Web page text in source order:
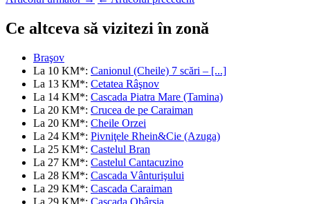
Ce altceva să vizitezi în zonă
Braşov
La 10 KM*: Canionul (Cheile) 7 scări – [...]
La 13 KM*: Cetatea Râşnov
La 14 KM*: Cascada Piatra Mare (Tamina)
La 20 KM*: Crucea de pe Caraiman
La 20 KM*: Cheile Orzei
La 24 KM*: Pivniţele Rhein&Cie (Azuga)
La 25 KM*: Castelul Bran
La 27 KM*: Castelul Cantacuzino
La 28 KM*: Cascada Vânturişului
La 29 KM*: Cascada Caraiman
La 29 KM*: Cascada Obârşia